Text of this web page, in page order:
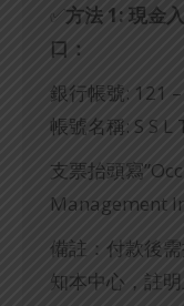
✅ 方法 1: 現金
口：
銀行帳號: 121
帳號名稱: S S L
支票抬頭寫
Management
備註：付款後
知本中心，註